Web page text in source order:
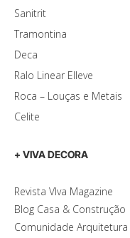
Sanitrit
Tramontina
Deca
Ralo Linear Elleve
Roca – Louças e Metais
Celite
+ VIVA DECORA
Revista VIva Magazine
Blog Casa & Construção
Comunidade Arquitetura